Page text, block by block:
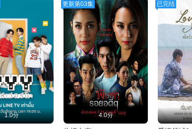
1.0分
更新第03集
4.0分
已完结